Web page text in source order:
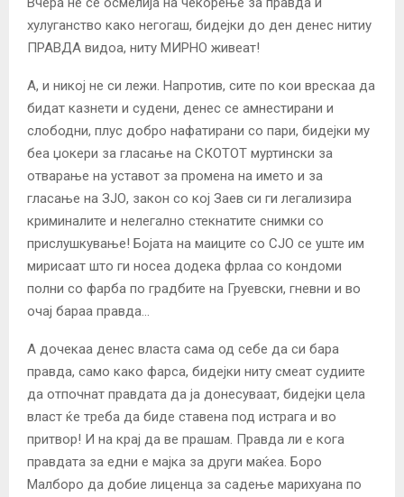
хулуганство како негогаш, бидејки до ден денес нитиу
ПРАВДА видоа, ниту МИРНО живеат!
А, и никој не си лежи. Напротив, сите по кои врескаа да
бидат казнети и судени, денес се амнестирани и
слободни, плус добро нафатирани со пари, бидејки му
беа џокери за гласање на СКОТОТ муртински за
отварање на уставот за промена на името и за
гласање на ЗЈО, закон со кој Заев си ги легализира
криминалите и нелегално стекнатите снимки со
прислушкување! Бојата на маиците со СЈО се уште им
мирисаат што ги носеа додека фрлаа со кондоми
полни со фарба по градбите на Груевски, гневни и во
очај бараа правда…
А дочекаа денес власта сама од себе да си бара
правда, само како фарса, бидејки ниту смеат судиите
да отпочнат правдата да ја донесуваат, бидејки цела
власт ќе треба да биде ставена под истрага и во
притвор! И на крај да ве прашам. Правда ли е кога
правдата за едни е мајка за други маќеа. Боро
Малборо да добие лиценца за садење марихуана по